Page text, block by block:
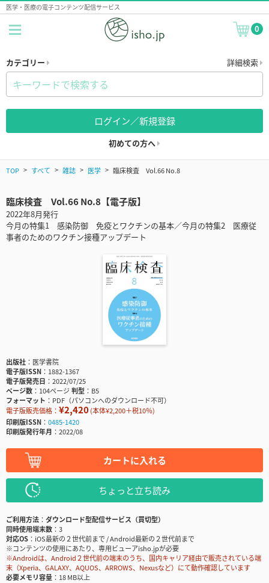
医学・医療の電子コンテンツ配信サービス
0
カテゴリー 詳細検索
ログイン／新規登録
初めての方へ
TOP すべて 雑誌 医学 臨床検査 Vol.66 No.8
臨床検査 Vol.66 No.8【電子版】
2022年8月発行
今月の特集1 感染防御 免疫とワクチンの基本／今月の特集2 医療従
事者のためのワクチン接種アップデート
出版社
医学書院
電子版ISSN
1882-1367
電子版発売日
2022/07/25
ページ数
104ページ判型
B5
フォーマット
PDF（パソコンへのダウンロード不可）
電子版販売価格： ¥2,420(本体¥2,200＋税10％)
印刷版ISSN
0485-1420
印刷版発行年月
2022/08
カートに入れる
ちょっと立ち読み
ご利用方法
ダウンロード型配信サービス（買切型）
同時使用端末数
3
対応OS
iOS最新の２世代前まで / Android最新の２世代前まで
※コンテンツの使用にあたり、専用ビューアisho.jpが必要
※Androidは、Android２世代前の端末のうち、国内キャリア経由で販売されている端
末（Xperia、GALAXY、AQUOS、ARROWS、Nexusなど）にて動作確認しています
必要メモリ容量
18 MB以上